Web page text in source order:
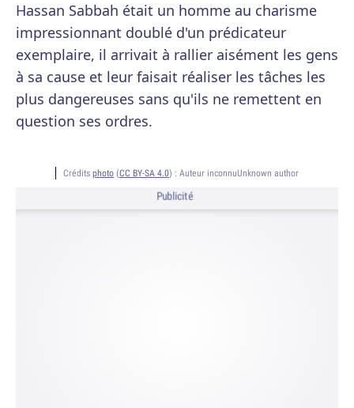
Hassan Sabbah était un homme au charisme
impressionnant doublé d'un prédicateur
exemplaire, il arrivait à rallier aisément les gens
à sa cause et leur faisait réaliser les tâches les
plus dangereuses sans qu'ils ne remettent en
question ses ordres.
Crédits photo (CC BY-SA 4.0) : Auteur inconnuUnknown author
Publicité